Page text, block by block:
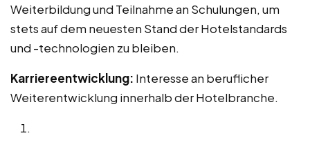
Weiterbildung und Teilnahme an Schulungen, um
stets auf dem neuesten Stand der Hotelstandards
und -technologien zu bleiben.
Karriereentwicklung: Interesse an beruflicher
Weiterentwicklung innerhalb der Hotelbranche.